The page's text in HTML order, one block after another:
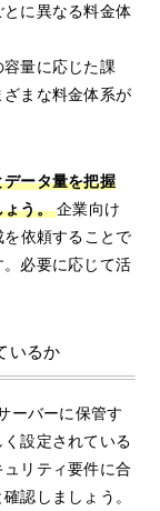
に異なる料金体
量に応じた課
まな料金体系が
ータ量を把握
ょう。企業向け
依頼することで
必要に応じて活
いるか
ーバーに保管す
設定されている
リティ要件に合
認しましょう。